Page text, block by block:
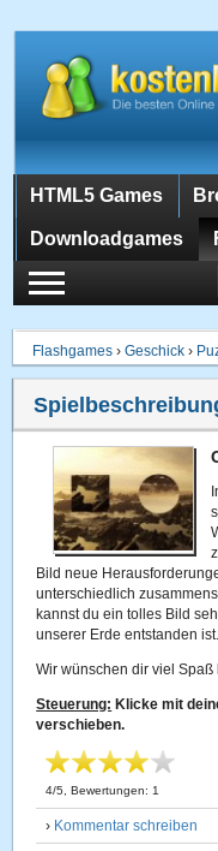
HTML5 Games
Downloadgames
Flashgames ›Geschick ›
Bild neue
unterschiedlich
kannst du ein tolles Bild
unserer Erde entstanden
Wir wünschen dir viel
Steuerung: Klicke mit
verschieben.
4/5 , Bewertungen: 1
› Kommentar schreiben